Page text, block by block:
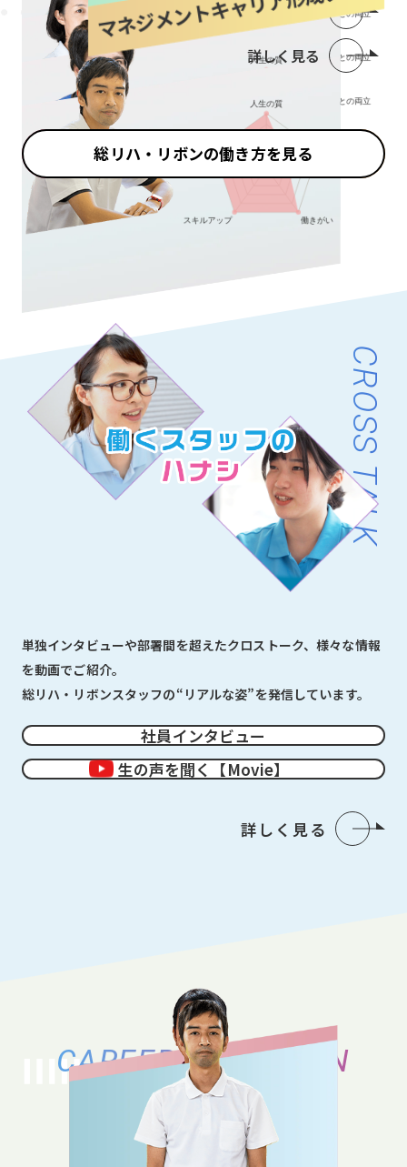
詳しく見る
詳しく見る
総リハ・リボンの働き方を見る
CROSS TALK
単独インタビューや部署間を超えたクロストーク、様々な情報
を動画でご紹介。
総リハ・リボンスタッフの“リアルな姿”を発信しています。
社員インタビュー
生の声を聞く【Movie】
詳しく見る
CAREER VARIATION
キャリアバリエーション
それぞれのキャリアの築き方、働き方の
バリエーションをご紹介いたします。